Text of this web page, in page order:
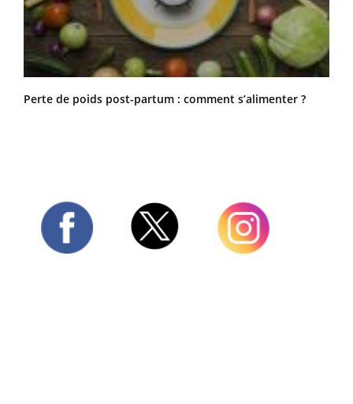
Perte de poids post-partum : comment s’alimenter ?